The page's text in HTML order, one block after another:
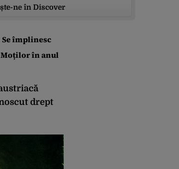
ne în Discover
Se împlinesc
Moților în anul
drept